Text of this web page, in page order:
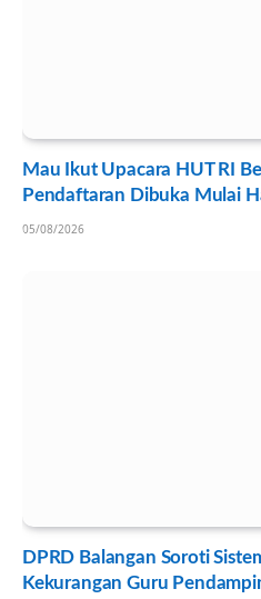
Mau Ikut Upacara HUT RI
Pendaftaran Dibuka Mulai
05/08/2026
DPRD Balangan Soroti
Kekurangan Guru